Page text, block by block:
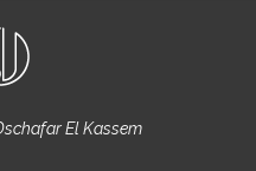
El Kassem